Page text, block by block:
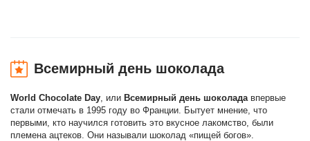
Всемирный день шоколада
World Chocolate Day, или Всемирный день шоколадавпервые
стали отмечать в 1995 году во Франции. Бытует мнение, что
первыми, кто научился готовить это вкусное лакомство, были
племена ацтеков. Они называли шоколад «пищей богов».